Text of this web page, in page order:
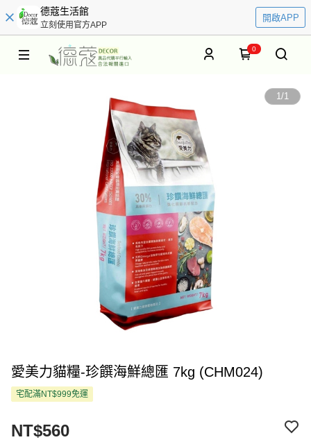
德蔻生活館
立刻使用官方APP
開啟APP
0
1/1
愛美力貓糧-珍饌海鮮總匯 7kg (CHM024)
宅配滿NT$999免運
NT$560